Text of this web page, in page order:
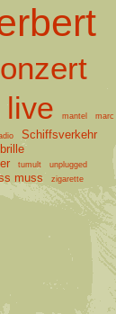
live mantel marc
Schiffsverkehr
tumult
unplugged
muss zigarette